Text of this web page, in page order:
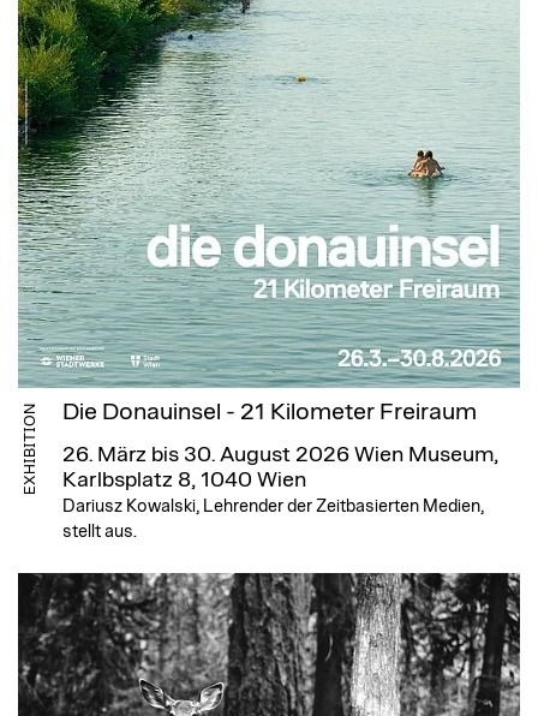
EXHIBITION Die Donauinsel - 21 Kilometer Freiraum
26. März bis 30. August 2026 Wien Museum,
Karlbsplatz 8, 1040 Wien
Dariusz Kowalski, Lehrender der Zeitbasierten Medien,
stellt aus.